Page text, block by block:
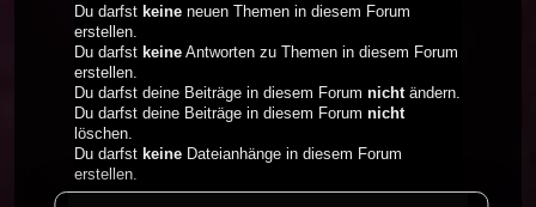
Du darfst keine neuen Themen in diesem Forum
erstellen.
Du darfst keine Antworten zu Themen in diesem Forum
erstellen.
Du darfst deine Beiträge in diesem Forum nicht ändern.
Du darfst deine Beiträge in diesem Forum nicht
löschen.
Du darfst keine Dateianhänge in diesem Forum
erstellen.